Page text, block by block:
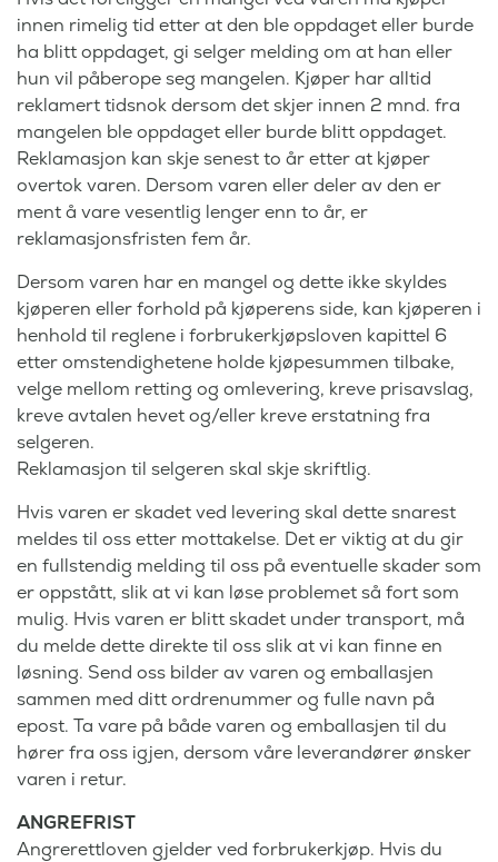
innen rimelig tid etter at den ble oppdaget eller burde
ha blitt oppdaget, gi selger melding om at han eller
hun vil påberope seg mangelen. Kjøper har alltid
reklamert tidsnok dersom det skjer innen 2 mnd. fra
mangelen ble oppdaget eller burde blitt oppdaget.
Reklamasjon kan skje senest to år etter at kjøper
overtok varen. Dersom varen eller deler av den er
ment å vare vesentlig lenger enn to år, er
reklamasjonsfristen fem år.
Dersom varen har en mangel og dette ikke skyldes
kjøperen eller forhold på kjøperens side, kan kjøperen i
henhold til reglene i forbrukerkjøpsloven kapittel 6
etter omstendighetene holde kjøpesummen tilbake,
velge mellom retting og omlevering, kreve prisavslag,
kreve avtalen hevet og/eller kreve erstatning fra
selgeren.
Reklamasjon til selgeren skal skje skriftlig.
Hvis varen er skadet ved levering skal dette snarest
meldes til oss etter mottakelse. Det er viktig at du gir
en fullstendig melding til oss på eventuelle skader som
er oppstått, slik at vi kan løse problemet så fort som
mulig. Hvis varen er blitt skadet under transport, må
du melde dette direkte til oss slik at vi kan finne en
løsning. Send oss bilder av varen og emballasjen
sammen med ditt ordrenummer og fulle navn på
epost. Ta vare på både varen og emballasjen til du
hører fra oss igjen, dersom våre leverandører ønsker
varen i retur.
ANGREFRIST
Angrerettloven gjelder ved forbrukerkjøp. Hvis du